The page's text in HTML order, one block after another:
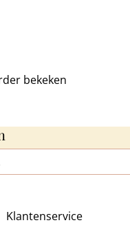
bekeken
Klantenservice